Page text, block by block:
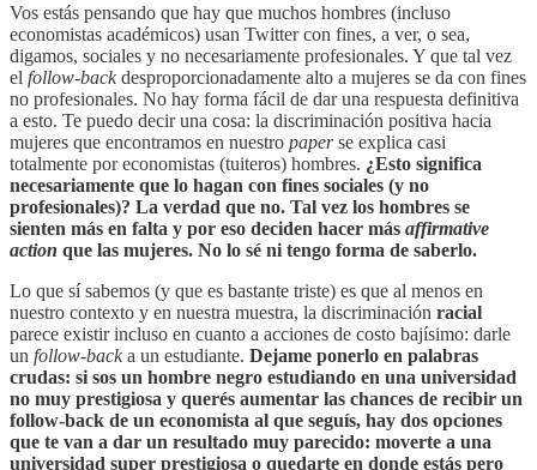
Vos estás pensando que hay que muchos hombres (incluso
economistas académicos) usan Twitter con fines, a ver, o sea,
digamos, sociales y no necesariamente profesionales. Y que tal vez
el follow-backdesproporcionadamente alto a mujeres se da con fines
no profesionales. No hay forma fácil de dar una respuesta definitiva
a esto. Te puedo decir una cosa: la discriminación positiva hacia
mujeres que encontramos en nuestro paperse explica casi
totalmente por economistas (tuiteros) hombres. ¿Esto significa
necesariamente que lo hagan con fines sociales (y no
profesionales)? La verdad que no. Tal vez los hombres se
sienten más en falta y por eso deciden hacer más affirmative
action que las mujeres. No lo sé ni tengo forma de saberlo.
Lo que sí sabemos (y que es bastante triste) es que al menos en
nuestro contexto y en nuestra muestra, la discriminación racial
parece existir incluso en cuanto a acciones de costo bajísimo: darle
un follow-backa un estudiante. Dejame ponerlo en palabras
crudas: si sos un hombre negro estudiando en una universidad
no muy prestigiosa y querés aumentar las chances de recibir un
follow-back de un economista al que seguís, hay dos opciones
que te van a dar un resultado muy parecido: moverte a una
universidad super prestigiosa o quedarte en donde estás pero